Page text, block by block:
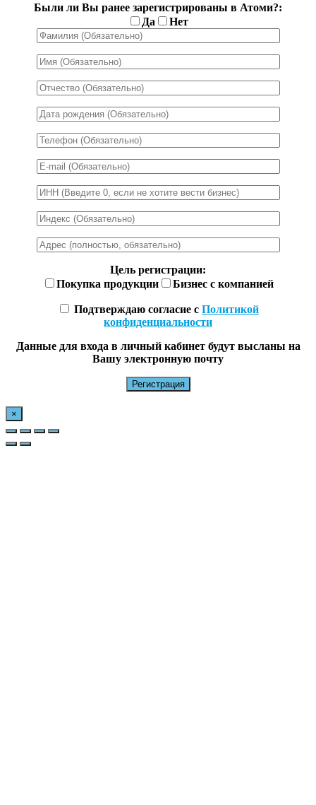
Были ли Вы ранее зарегистрированы в Атоми?:
Да
Нет
Цель регистрации:
Покупка продукции
Бизнес с компанией
Подтверждаю согласие с Политикой
конфиденциальности
Данные для входа в личный кабинет будут высланы на
Вашу электронную почту
×